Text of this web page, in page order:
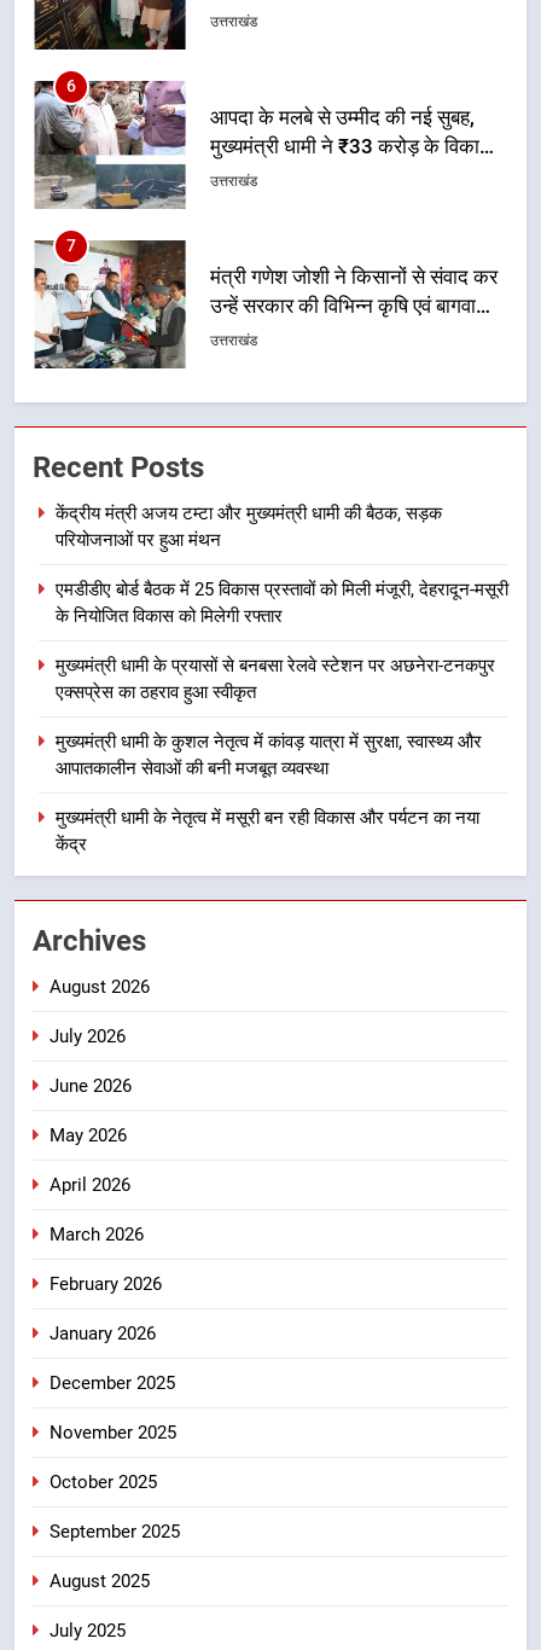
और राहत कार्यों से धराली को फिर खड़ा
उत्तराखंड
7
मंत्री गणेश जोशी ने किसानों से संवाद कर
उन्हें सरकार की विभिन्न कृषि एवं बागवानी
योजनाओं का अधिक से अधिक लाभ उठाने
उत्तराखंड
8
खेल मंत्री रेखा आर्या ने देवभूमि से बुलंद
किया 2036 ओलंपिक मेजबानी का संकल्प
उत्तराखंड
1
उत्तराखंड
एमडीडीए बोर्ड बैठक में 25 विकास प्रस्तावों
को मिली मंजूरी, देहरादून-मसूरी के
नियोजित विकास को मिलेगी रफ्तार
उत्तराखंड
मुख्यमंत्री धामी के प्रयासों से बनबसा रेलवे
स्टेशन पर अछनेरा-टनकपुर एक्सप्रेस का
ठहराव हुआ स्वीकृत
उत्तराखंड
5
Recent Posts
केंद्रीय मंत्री अजय टम्टा और मुख्यमंत्री धामी की बैठक, सड़क
परियोजनाओं पर हुआ मंथन
एमडीडीए बोर्ड बैठक में 25 विकास प्रस्तावों को मिली मंजूरी, देहरादून-मसूरी
के नियोजित विकास को मिलेगी रफ्तार
मुख्यमंत्री धामी के प्रयासों से बनबसा रेलवे स्टेशन पर अछनेरा-टनकपुर
एक्सप्रेस का ठहराव हुआ स्वीकृत
मुख्यमंत्री धामी के कुशल नेतृत्व में कांवड़ यात्रा में सुरक्षा, स्वास्थ्य और
आपातकालीन सेवाओं की बनी मजबूत व्यवस्था
मुख्यमंत्री धामी के नेतृत्व में मसूरी बन रही विकास और पर्यटन का नया
केंद्र
Archives
August 2026
July 2026
June 2026
May 2026
April 2026
March 2026
February 2026
January 2026
December 2025
November 2025
October 2025
September 2025
August 2025
July 2025